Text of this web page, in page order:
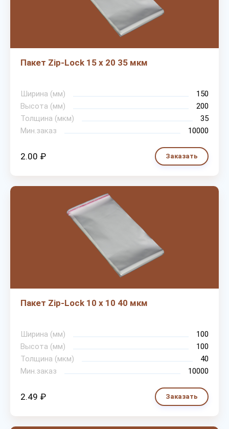
Пакет Zip-Lock 15 х 20 35 мкм
Ширина (мм)
150
Высота (мм)
200
Толщина (мкм)
35
Мин.заказ
10000
2.00 ₽ Заказать
Пакет Zip-Lock 10 х 10 40 мкм
Ширина (мм)
100
Высота (мм)
100
Толщина (мкм)
40
Мин.заказ
10000
2.49 ₽ Заказать